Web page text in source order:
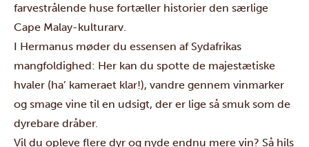
farvestrålende huse fortæller historier den særlige
Cape Malay-kulturarv.
I Hermanus møder du essensen af Sydafrikas
mangfoldighed: Her kan du spotte de majestætiske
hvaler (ha’ kameraet klar!), vandre gennem vinmarker
og smage vine til en udsigt, der er lige så smuk som de
dyrebare dråber.
Vil du opleve flere dyr og nyde endnu mere vin? Så hils